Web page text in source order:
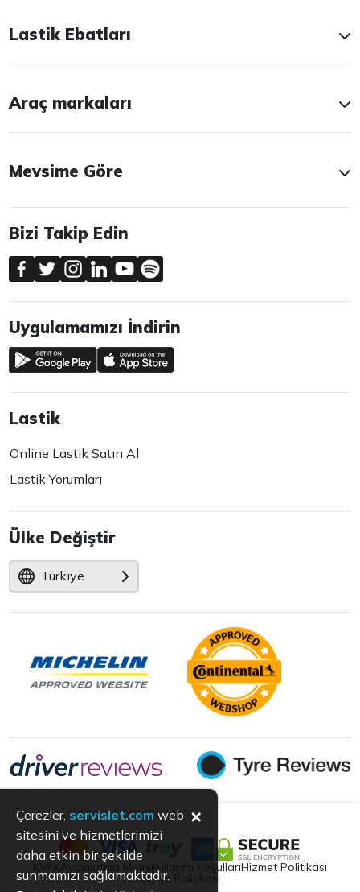
Lastik Ebatları
Araç markaları
Mevsime Göre
Bizi Takip Edin
Uygulamamızı İndirin
Lastik
Online Lastik Satın Al
Lastik Yorumları
Ülke Değiştir
Türkiye
Aydınlatma Metni Kullanım KoşullarıHizmet Politikası
Çerez Politikası
Çerezler, servislet.com web
sitesini ve hizmetlerimizi
daha etkin bir şekilde
sunmamızı sağlamaktadır.
×